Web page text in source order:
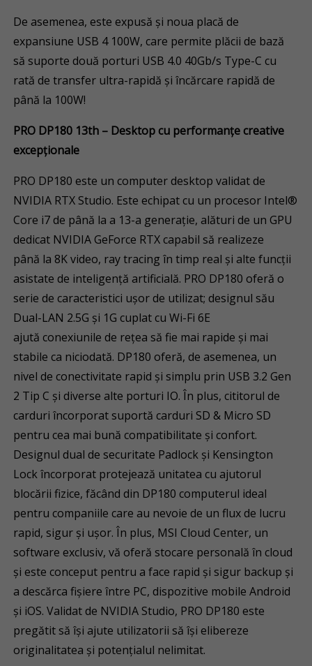
De asemenea, este expusă și noua placă de
expansiune USB 4 100W, care permite plăcii de bază
să suporte două porturi USB 4.0 40Gb/s Type-C cu
rată de transfer ultra-rapidă și încărcare rapidă de
până la 100W!
PRO DP180 13th – Desktop cu performanțe creative
excepționale
PRO DP180 este un computer desktop validat de
NVIDIA RTX Studio. Este echipat cu un procesor Intel®
Core i7 de până la a 13-a generație, alături de un GPU
dedicat NVIDIA GeForce RTX capabil să realizeze
până la 8K video, ray tracing în timp real și alte funcții
asistate de inteligență artificială. PRO DP180 oferă o
serie de caracteristici ușor de utilizat; designul său
Dual-LAN 2.5G și 1G cuplat cu Wi-Fi 6E
ajută conexiunile de rețea să fie mai rapide și mai
stabile ca niciodată. DP180 oferă, de asemenea, un
nivel de conectivitate rapid și simplu prin USB 3.2 Gen
2 Tip C și diverse alte porturi IO. În plus, cititorul de
carduri încorporat suportă carduri SD & Micro SD
pentru cea mai bună compatibilitate și confort.
Designul dual de securitate Padlock și Kensington
Lock încorporat protejează unitatea cu ajutorul
blocării fizice, făcând din DP180 computerul ideal
pentru companiile care au nevoie de un flux de lucru
rapid, sigur și ușor. În plus, MSI Cloud Center, un
software exclusiv, vă oferă stocare personală în cloud
și este conceput pentru a face rapid și sigur backup și
a descărca fișiere între PC, dispozitive mobile Android
și iOS. Validat de NVIDIA Studio, PRO DP180 este
pregătit să își ajute utilizatorii să își elibereze
originalitatea și potențialul nelimitat.